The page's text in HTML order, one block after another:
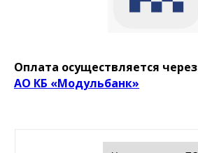
Оплата осуществляется через
АО КБ «Модульбанк»